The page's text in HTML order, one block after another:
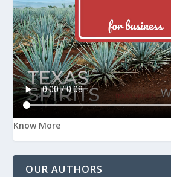
Know More
OUR AUTHORS